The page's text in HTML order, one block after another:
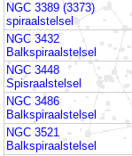
NGC 3389 (3373)
spiraalstelsel
NGC 3432
Balkspiraalstelsel
NGC 3448
Spisraalstelsel
NGC 3486
Balkspiraalstelsel
NGC 3521
Balkspiraalstelsel